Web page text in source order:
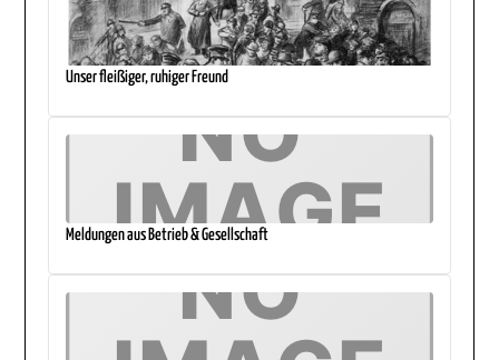
Unser fleißiger, ruhiger Freund
Meldungen aus Betrieb & Gesellschaft